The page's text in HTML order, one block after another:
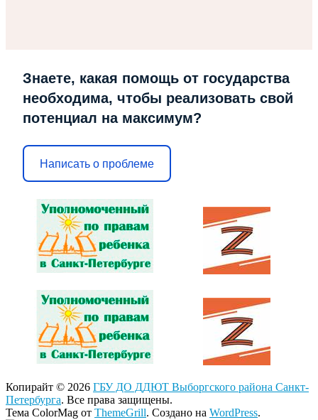
Знаете, какая помощь от государства
необходима, чтобы реализовать свой
потенциал на максимум?
Написать о проблеме
Копирайт © 2026 ГБУ ДО ДДЮТ Выборгского района Санкт-
Петербурга. Все права защищены.
Тема ColorMag от ThemeGrill. Создано на WordPress.